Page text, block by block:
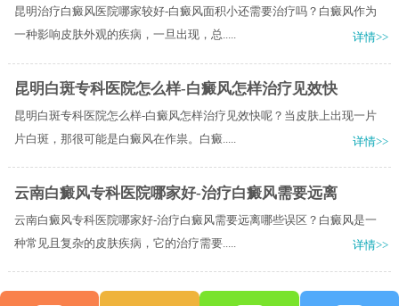
昆明治疗白癜风医院哪家较好-白癜风面积小还需要治疗吗？白癜风作为
一种影响皮肤外观的疾病，一旦出现，总.....
详情>>
昆明白斑专科医院怎么样-白癜风怎样治疗见效快
昆明白斑专科医院怎么样-白癜风怎样治疗见效快呢？当皮肤上出现一片
片白斑，那很可能是白癜风在作祟。白癜.....
详情>>
云南白癜风专科医院哪家好-治疗白癜风需要远离
云南白癜风专科医院哪家好-治疗白癜风需要远离哪些误区？白癜风是一
种常见且复杂的皮肤疾病，它的治疗需要.....
详情>>